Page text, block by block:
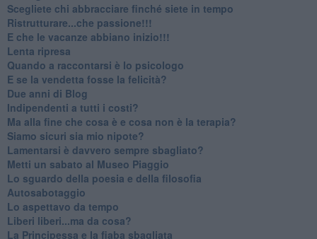
​Scegliete chi abbracciare finché siete in tempo
​Ristrutturare...che passione!!!
​E che le vacanze abbiano inizio!!!
​Lenta ripresa
​Quando a raccontarsi è lo psicologo
​E se la vendetta fosse la felicità?
​Due anni di Blog
​Indipendenti a tutti i costi?
​Ma alla fine che cosa è e cosa non è la terapia?
​Siamo sicuri sia mio nipote?
​Lamentarsi è davvero sempre sbagliato?
​Metti un sabato al Museo Piaggio
​Lo sguardo della poesia e della filosofia
Autosabotaggio
​Lo aspettavo da tempo
​Liberi liberi...ma da cosa?
​La Principessa e la fiaba sbagliata